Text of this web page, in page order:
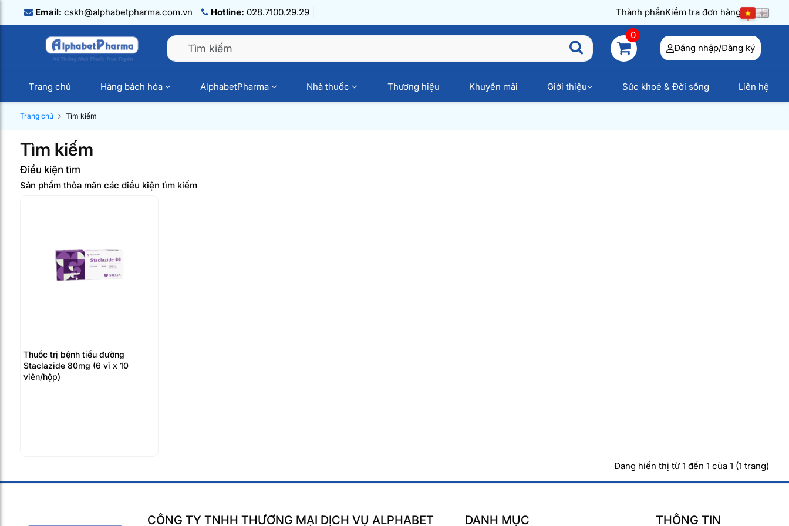
Email: cskh@alphabetpharma.com.vn Hotline: 028.7100.29.29 Thành phầnKiểm tra đơn hàng
0
Đăng nhập/Đăng ký
Trang chủ Hàng bách hóa AlphabetPharma Nhà thuốc Thương hiệu Khuyến mãi Giới thiệu Sức khoẻ & Đời sống Liên hệ
Trang chủ Tìm kiếm
Tìm kiếm
Điều kiện tìm
Sản phẩm thỏa mãn các điều kiện tìm kiếm
Thuốc trị bệnh tiểu đường
Staclazide 80mg (6 vỉ x 10
viên/hộp)
Đang hiển thị từ 1 đến 1 của 1 (1 trang)
CÔNG TY TNHH THƯƠNG MẠI DỊCH VỤ ALPHABET DANH MỤC THÔNG TIN